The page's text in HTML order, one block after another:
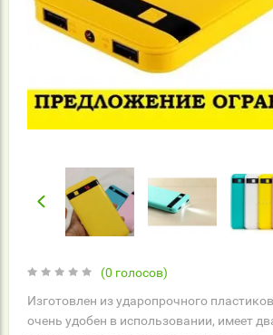
(0 голосов)
Изготовлен из ударопрочного
очень удобен в использовании, имеет